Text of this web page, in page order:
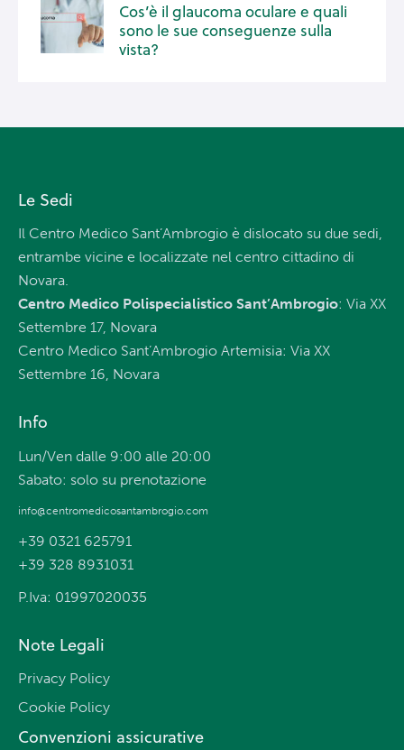
Cos’è il glaucoma oculare e quali
sono le sue conseguenze sulla
vista?
Le Sedi
Il Centro Medico Sant’Ambrogio è dislocato su due sedi,
entrambe vicine e localizzate nel centro cittadino di
Novara.
Centro Medico Polispecialistico Sant’Ambrogio: Via XX
Settembre 17, Novara
Centro Medico Sant’Ambrogio Artemisia: Via XX
Settembre 16, Novara
Info
Lun/Ven dalle 9:00 alle 20:00
Sabato: solo su prenotazione
info@centromedicosantambrogio.com
+39 0321 625791
+39 328 8931031
P.Iva: 01997020035
Note Legali
Privacy Policy
Cookie Policy
Convenzioni assicurative